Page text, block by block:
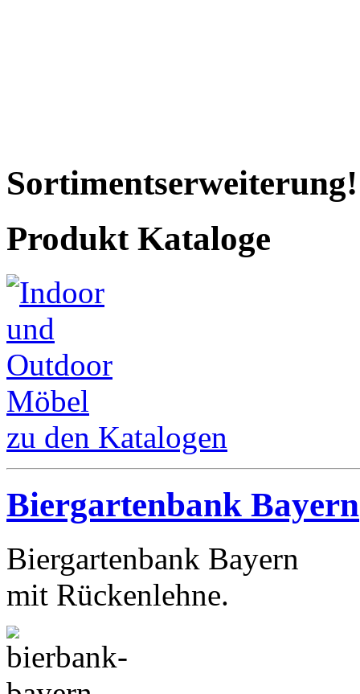
Produkt Kataloge
zu den Katalogen
Biergartenbank Bayern
Biergartenbank Bayern
mit Rückenlehne.